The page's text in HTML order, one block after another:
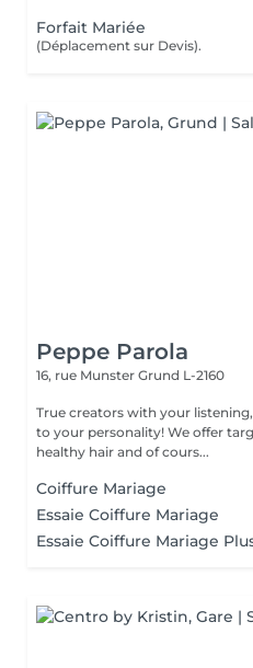
Forfait Mariée
(Déplacement sur Devis).
Peppe Parola
16, rue Munster Grund L-2160
True creators with your
to your personality! We offer
healthy hair and of cours...
Coiffure Mariage
Essaie Coiffure Mariage
Essaie Coiffure Mariage